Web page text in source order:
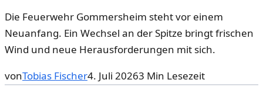
Die Feuerwehr Gom­mers­heim steht vor einem
Neuanfang. Ein Wechsel an der Spitze bringt frischen
Wind und neue Herausforderungen mit sich.
vonTobias Fischer4. Juli 20263 Min Lesezeit